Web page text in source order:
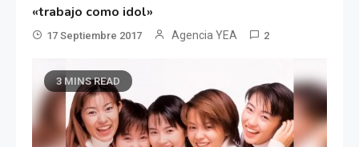
«trabajo como idol»
17 Septiembre 2017 Agencia YEA 2
3 MINS READ